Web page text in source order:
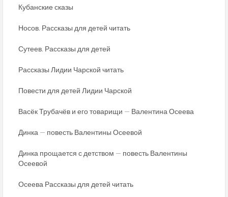
Кубанские сказы
Носов. Рассказы для детей читать
Сутеев. Рассказы для детей
Рассказы Лидии Чарской читать
Повести для детей Лидии Чарской
Васёк Трубачёв и его товарищи — Валентина Осеева
Динка — повесть Валентины Осеевой
Динка прощается с детством — повесть Валентины
Осеевой
Осеева Рассказы для детей читать